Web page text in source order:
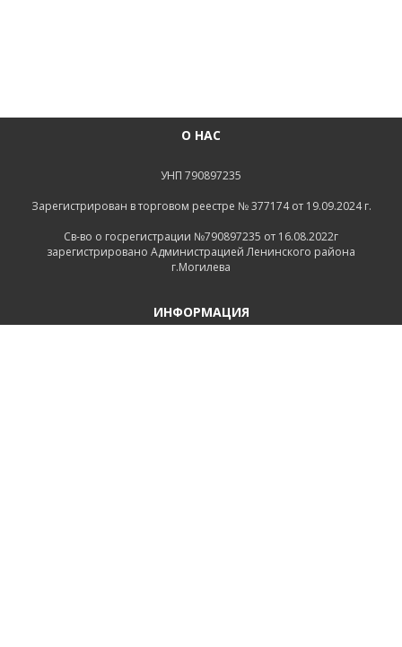
О НАС
УНП 790897235
Зарегистрирован в торговом реестре № 377174 от 19.09.2024 г.
Св-во о госрегистрации №790897235 от 16.08.2022г
зарегистрировано Администрацией Ленинского района
г.Могилева
ИНФОРМАЦИЯ